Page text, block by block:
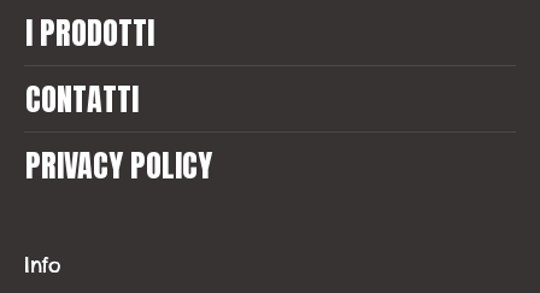
I PRODOTTI
CONTATTI
PRIVACY POLICY
Info